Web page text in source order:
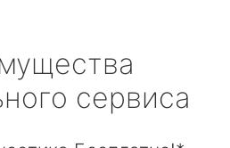
сервиса